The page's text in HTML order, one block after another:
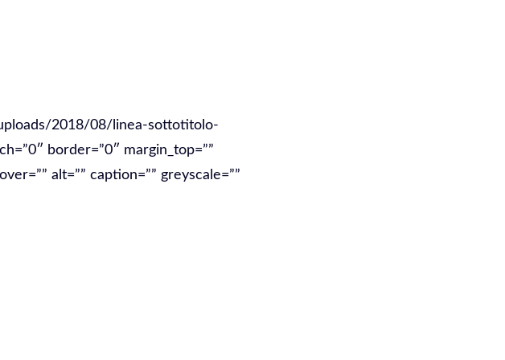
2018/08/linea-sottotitolo-
border=”0″ margin_top=””
alt=”” caption=”” greyscale=””